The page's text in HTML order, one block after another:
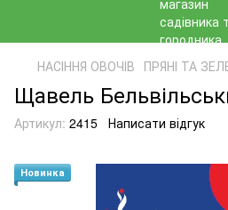
НАСІННЯ ОВОЧІВ ПРЯНІ ТА
Щавель
Артикул: 2415 Написати відгук
Новинка